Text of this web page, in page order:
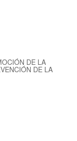
DE LA
DE LA